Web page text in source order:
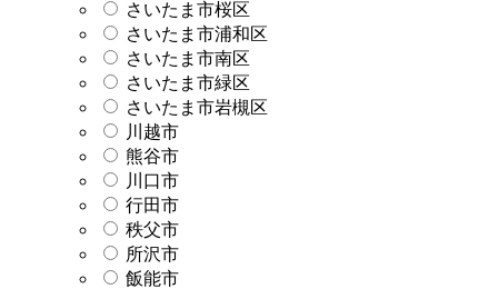
さいたま市桜区
さいたま市浦和区
さいたま市南区
さいたま市緑区
さいたま市岩槻区
川越市
熊谷市
川口市
行田市
秩父市
所沢市
飯能市